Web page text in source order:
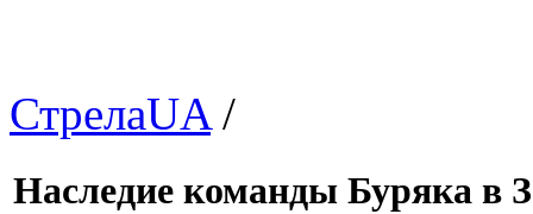
СтрелаUA/
Наследие команды Буряка в